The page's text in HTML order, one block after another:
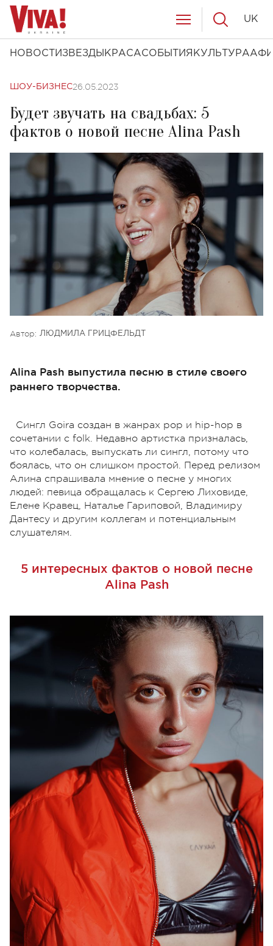
НОВОСТИ ЗВЕЗДЫ КРАСАСОБЫТИЯ КУЛЬТУРА
UK
ШОУ-БИЗНЕС26.05.2023
Будет звучать на свадьбах: 5
фактов о новой песне Alina Pash
Автор: ЛЮДМИЛА ГРИЦФЕЛЬДТ
Alina Pash выпустила песню в стиле своего
раннего творчества.
Сингл Goira создан в жанрах pop и hip-hop в
сочетании с folk. Недавно артистка призналась,
что колебалась, выпускать ли сингл, потому что
боялась, что он слишком простой. Перед релизом
Алина спрашивала мнение о песне у многих
людей: певица обращалась к Сергею Лиховиде,
Елене Кравец, Наталье Гариповой, Владимиру
Дантесу и другим коллегам и потенциальным
слушателям.
5 интересных фактов о новой песне
Alina Pash